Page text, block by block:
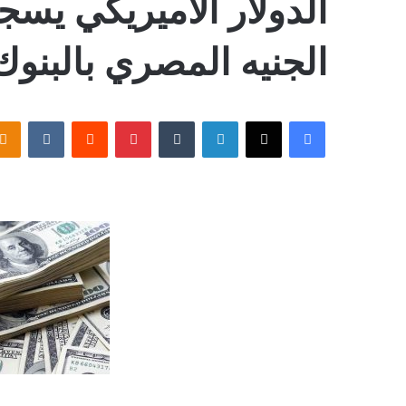
الجنيه المصري
فيسبوك ‫X لينكدإن بينتيريست